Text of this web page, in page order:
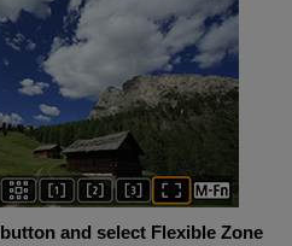
button and select Flexible Zone